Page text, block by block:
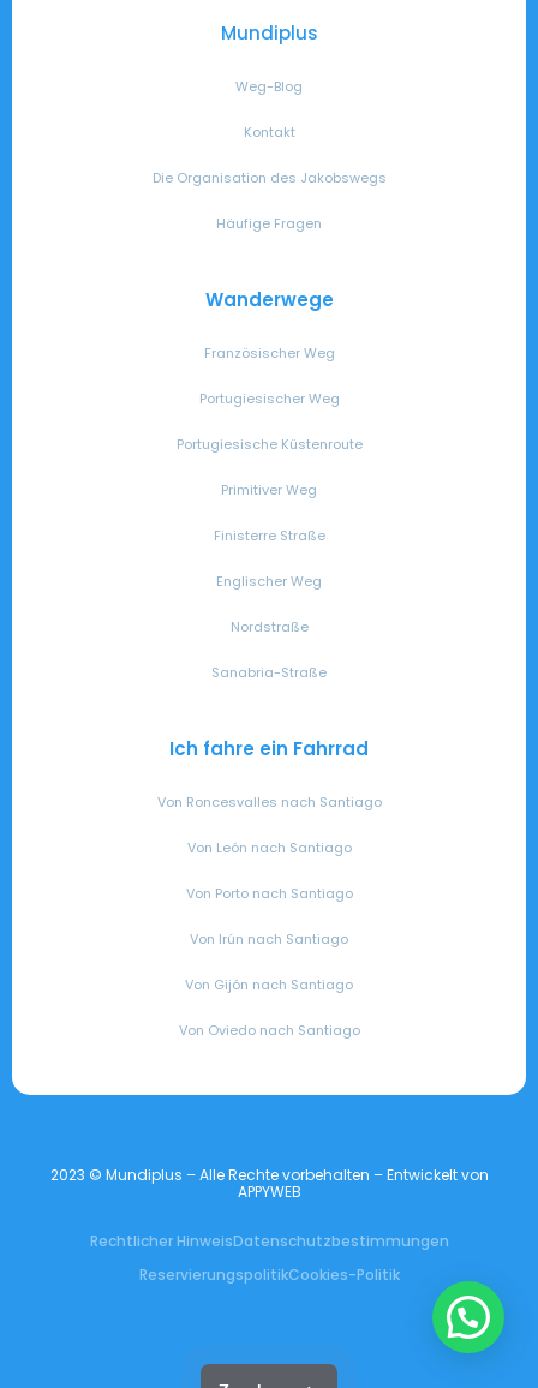
Mundiplus
Weg-Blog
Kontakt
Die Organisation des Jakobswegs
Häufige Fragen
Wanderwege
Französischer Weg
Portugiesischer Weg
Portugiesische Küstenroute
Primitiver Weg
Finisterre Straße
Englischer Weg
Nordstraße
Sanabria-Straße
Ich fahre ein Fahrrad
Von Roncesvalles nach Santiago
Von León nach Santiago
Von Porto nach Santiago
Von Irún nach Santiago
Von Gijón nach Santiago
Von Oviedo nach Santiago
2023 © Mundiplus – Alle Rechte vorbehalten – Entwickelt von
APPYWEB
Rechtlicher HinweisDatenschutzbestimmungen
ReservierungspolitikCookies-Politik